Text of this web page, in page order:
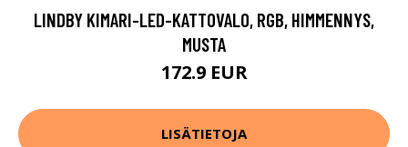
LINDBY KIMARI-LED-KATTOVALO, RGB, HIMMENNYS,
MUSTA
172.9 EUR
LISÄTIETOJA